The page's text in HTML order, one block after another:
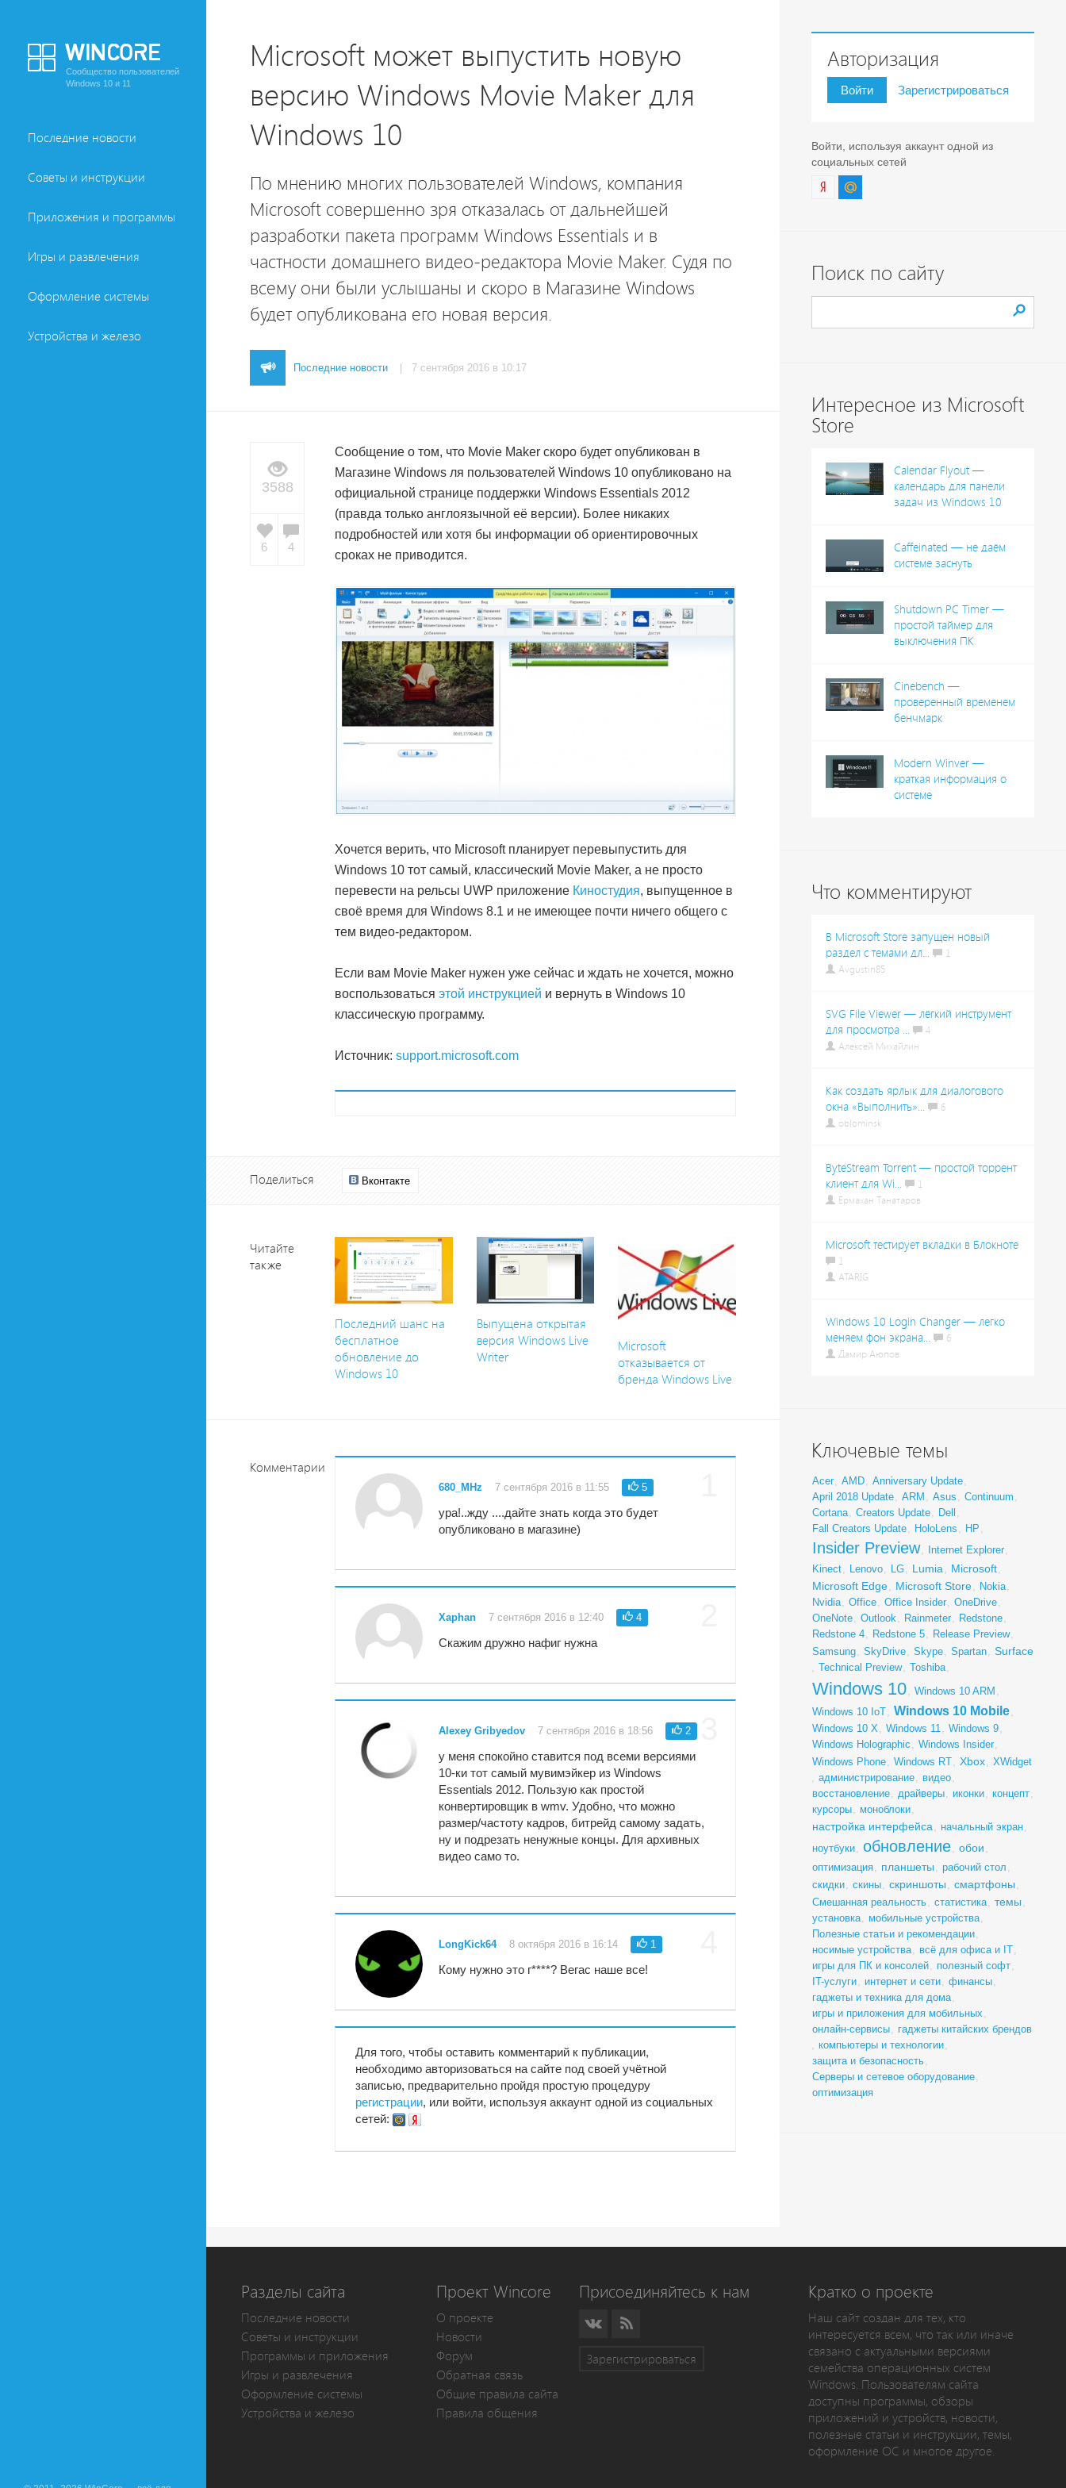
Сообщество пользователей
Windows 10 и 11
Последние новости
Советы и инструкции
Приложения и программы
Игры и развлечения
Оформление системы
Устройства и железо
Microsoft может выпустить новую
версию Windows Movie Maker для
Windows 10
По мнению многих пользователей Windows, компания
Microsoft совершенно зря отказалась от дальнейшей
разработки пакета программ Windows Essentials и в
частности домашнего видео-редактора Movie Maker. Судя по
всему они были услышаны и скоро в Магазине Windows
будет опубликована его новая версия.
Последние новости | 7 сентября 2016 в 10:17
3588
6 4
Сообщение о том, что Movie Maker скоро будет опубликован в
Магазине Windows ля пользователей Windows 10 опубликовано на
официальной странице поддержки Windows Essentials 2012
(правда только англоязычной её версии). Более никаких
подробностей или хотя бы информации об ориентировочных
сроках не приводится.
Хочется верить, что Microsoft планирует перевыпустить для
Windows 10 тот самый, классический Movie Maker, а не просто
перевести на рельсы UWP приложение Киностудия, выпущенное в
своё время для Windows 8.1 и не имеющее почти ничего общего с
тем видео-редактором.
Если вам Movie Maker нужен уже сейчас и ждать не хочется, можно
воспользоватьсяэтой инструкцией и вернуть в Windows 10
классическую программу.
Источник:support.microsoft.com
Поделиться Вконтакте
Читайте
также
Последний шанс на
бесплатное
обновление до
Windows 10
Выпущена открытая
версия Windows Live
Writer
Microsoft
отказывается от
бренда Windows Live
Комментарии
680_MHz 7 сентября 2016 в 11:55 5
ура!..жду ....дайте знать когда это будет
опубликовано в магазине)
Xaphan 7 сентября 2016 в 12:40 4
Скажим дружно нафиг нужна
Alexey Gribyedov 7 сентября 2016 в 18:56 2
у меня спокойно ставится под всеми версиями
10-ки тот самый мувимэйкер из Windows
Essentials 2012. Пользую как простой
конвертировщик в wmv. Удобно, что можно
размер/частоту кадров, битрейд самому задать,
ну и подрезать ненужные концы. Для архивных
видео само то.
LongKick64 8 октября 2016 в 16:14 1
Кому нужно это г****? Вегас наше все!
Для того, чтобы оставить комментарий к публикации,
необходимо авторизоваться на сайте под своей учётной
записью, предварительно пройдя простую процедуру
регистрации, или войти, используя аккаунт одной из социальных
сетей:
Авторизация
Войти Зарегистрироваться
Войти, используя аккаунт одной из
социальных сетей
Поиск по сайту
Интересное из Microsoft
Store
Calendar Flyout —
календарь для панели
задач из Windows 10
Caffeinated — не даём
системе заснуть
Shutdown PC Timer —
простой таймер для
выключения ПК
Cinebench —
проверенный временем
бенчмарк
Modern Winver —
краткая информация о
системе
Что комментируют
В Microsoft Store запущен новый
раздел с темами дл...
1
Avgustin85
SVG File Viewer — лёгкий инструмент
для просмотра ...
4
Алексей Михайлин
Как создать ярлык для диалогового
окна «Выполнить»...
6
oblominsk
ByteStream Torrent — простой торрент
клиент для Wi...
1
Ермахан Танатаров
Microsoft тестирует вкладки в Блокноте
1
ATARIG
Windows 10 Login Changer — легко
меняем фон экрана...
6
Дамир Аюпов
Ключевые темы
Acer, AMD, Anniversary Update,
April 2018 Update, ARM , Asus , Continuum ,
Cortana, Creators Update, Dell ,
Fall Creators Update, HoloLens , HP ,
Insider Preview, Internet Explorer,
Kinect, Lenovo, LG, Lumia, Microsoft,
Microsoft Edge, Microsoft Store, Nokia,
Nvidia, Office, Office Insider, OneDrive,
OneNote, Outlook, Rainmeter, Redstone,
Redstone 4, Redstone 5, Release Preview,
Samsung, SkyDrive, Skype, Spartan, Surface
, Technical Preview, Toshiba,
Windows 10, Windows 10 ARM ,
Windows 10 IoT, Windows 10 Mobile,
Windows 10 X, Windows 11, Windows 9,
Windows Holographic , Windows Insider,
Windows Phone, Windows RT, Xbox, XWidget
, администрирование, видео,
восстановление, драйверы, иконки, концепт,
курсоры, моноблоки,
настройка интерфейса, начальный экран,
ноутбуки, обновление, обои ,
оптимизация, планшеты , рабочий стол ,
скидки, скины, скриншоты , смартфоны ,
Смешанная реальность, статистика, темы ,
установка, мобильные устройства,
Полезные статьи и рекомендации,
носимые устройства, всё для офиса и IT,
игры для ПК и консолей, полезный софт,
IT-услуги, интернет и сети, финансы,
гаджеты и техника для дома,
игры и приложения для мобильных ,
онлайн-сервисы, гаджеты китайских брендов
, компьютеры и технологии,
защита и безопасность,
Серверы и сетевое оборудование,
оптимизация
Разделы сайта
Последние новости
Советы и инструкции
Программы и приложения
Игры и развлечения
Оформление системы
Устройства и железо
Проект Wincore
О проекте
Новости
Форум
Обратная связь
Общие правила сайта
Правила общения
Присоединяйтесь к нам
Зарегистрироваться
Кратко о проекте
Наш сайт создан для тех, кто
интересуется всем, что так или иначе
связано с актуальными версиями
семейства операционных систем
Windows. Пользователям сайта
доступны программы, обзоры
приложений и устройств, новости,
полезные статьи и инструкции, темы,
оформление ОС и многое другое.